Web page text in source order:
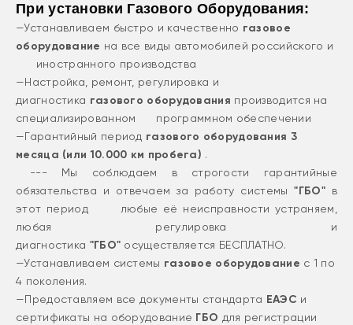
При установки Газового Оборудования:
—Устанавливаем быстро и качественно газовое
оборудование на все виды автомобилей российского и
иностранного производства
—Настройка, ремонт, регулировка и
диагностика газового оборудования производится на
специализированном программном обеспечении
—Гарантийный период газового оборудования 3
месяца (или 10.000 км пробега) .
--- Мы соблюдаем в строгости гарантийные
обязательства и отвечаем за работу системы"ГБО"в
этот период любые её неисправности устраняем,
любая регулировка и
диагностика "ГБО" осуществляется БЕСПЛАТНО.
—Устанавливаем системы газовое оборудование с 1 по
4 поколения.
—Предоставляем все документы стандарта ЕАЭС и
сертификаты на оборудование ГБО для регистрации